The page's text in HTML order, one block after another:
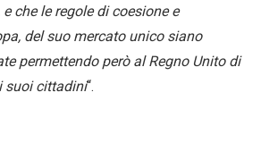
e che le regole di coesione e
del suo mercato unico siano
permettendo però al Regno Unito di
suoi cittadini“.